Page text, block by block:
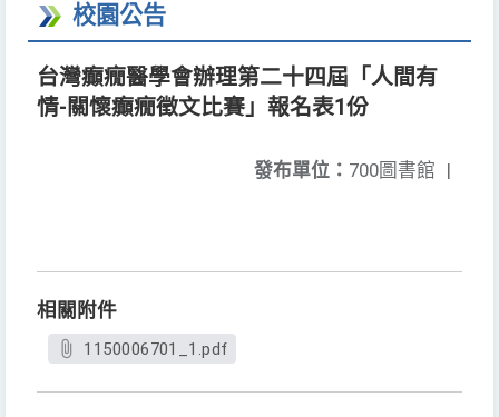
校園公告
台灣癲癇醫學會辦理第二十四屆「人間有
情-關懷癲癇徵文比賽」報名表1份
發布單位： 700圖書館 |
相關附件
1150006701_1.pdf